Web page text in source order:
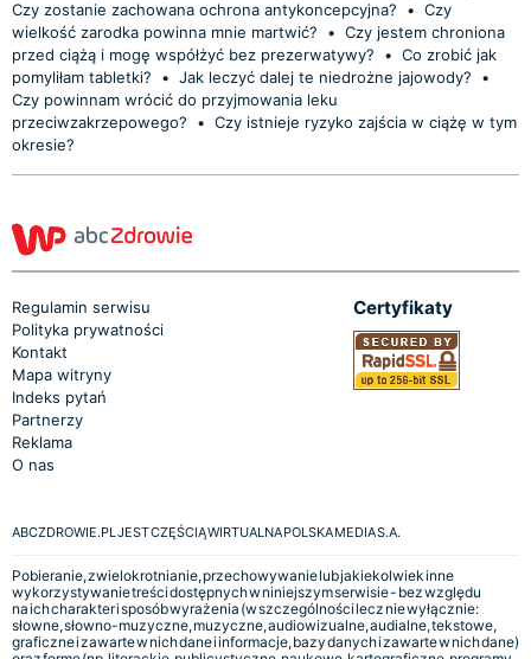
Czy zostanie zachowana ochrona antykoncepcyjna?
• Czy
wielkość zarodka powinna mnie martwić?
• Czy jestem chroniona
przed ciążą i mogę współżyć bez prezerwatywy?
• Co zrobić jak
pomyliłam tabletki?
• Jak leczyć dalej te niedrożne jajowody?
•
Czy powinnam wrócić do przyjmowania leku
przeciwzakrzepowego?
• Czy istnieje ryzyko zajścia w ciążę w tym
okresie?
Regulamin serwisu
Polityka prywatności
Kontakt
Mapa witryny
Indeks pytań
Partnerzy
Reklama
O nas
Certyfikaty
ABCZDROWIE.PL JEST CZĘŚCIĄ WIRTUALNA POLSKA MEDIA S.A.
Pobieranie, zwielokrotnianie, przechowywanie lub jakiekolwiek inne
wykorzystywanie treści dostępnych w niniejszym serwisie - bez względu
na ich charakter i sposób wyrażenia (w szczególności lecz nie wyłącznie:
słowne, słowno-muzyczne, muzyczne, audiowizualne, audialne, tekstowe,
graficzne i zawarte w nich dane i informacje, bazy danych i zawarte w nich dane)